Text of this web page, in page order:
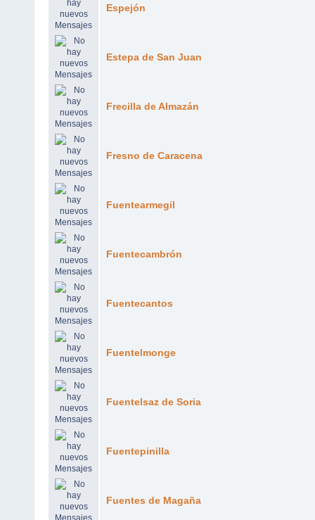
Espejón
Estepa de San Juan
Frecilla de Almazán
Fresno de Caracena
Fuentearmegil
Fuentecambrón
Fuentecantos
Fuentelmonge
Fuentelsaz de Soria
Fuentepinilla
Fuentes de Magaña